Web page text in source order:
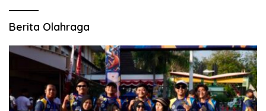
Berita Olahraga